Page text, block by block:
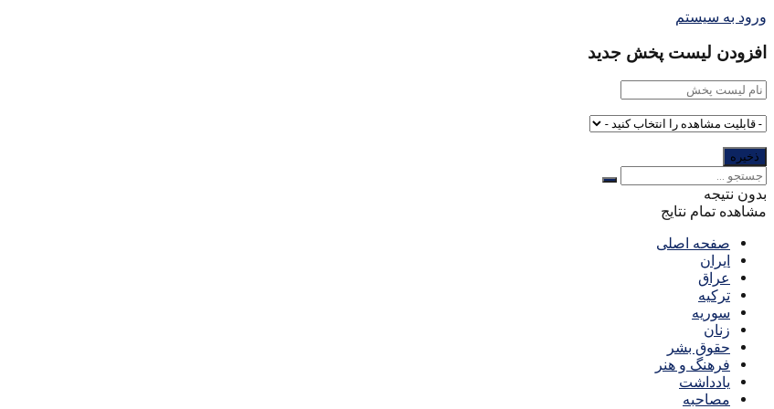
ورود به سیستم
افزودن لیست پخش جدید
بدون نتیجه
مشاهده تمام نتایج
صفحه اصلی
ایران
عراق
ترکیه
سوریه
زنان
حقوق بشر
فرهنگ و هنر
یادداشت
مصاحبه